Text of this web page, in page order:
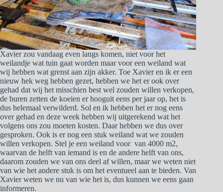
Xavier zou vandaag even langs komen, niet voor het
weilandje wat tuin gaat worden maar voor een weiland wat
wij hebben wat grenst aan zijn akker. Toe Xavier en ik er een
nieuw hek weg hebben gezet, hebben we het er ook over
gehad dat wij het misschien best wel zouden willen verkopen,
de buren zetten de koeien er hooguit eens per jaar op, het is
dus helemaal verwilderd. Sol en ik hebben het er nog eens
over gehad en deze week hebben wij uitgerekend wat het
volgens ons zou moeten kosten. Daar hebben we dus over
gesproken. Ook is er nog een stuk weiland wat we zouden
willen verkopen. Stel je een weiland voor van 4000 m2,
waarvan de helft van iemand is en de andere helft van ons,
daarom zouden we van ons deel af willen, maar we weten niet
van wie het andere stuk is om het eventueel aan te bieden. Van
Xavier weten we nu van wie het is, dus kunnen we eens gaan
informeren.